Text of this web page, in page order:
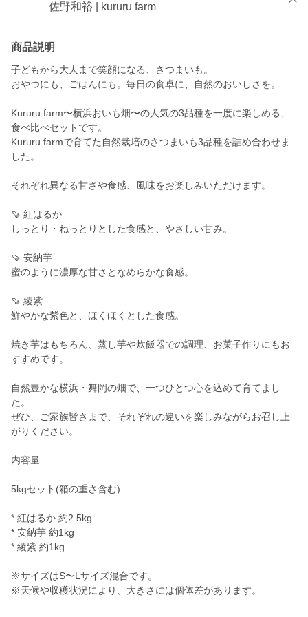
佐野和裕 | kururu farm
商品説明
子どもから大人まで笑顔になる、さつまいも。
おやつにも、ごはんにも。毎日の食卓に、自然のおいしさを。
Kururu farm〜横浜おいも畑〜の人気の3品種を一度に楽しめる、
食べ比べセットです。
Kururu farmで育てた自然栽培のさつまいも3品種を詰め合わせま
した。
それぞれ異なる甘さや食感、風味をお楽しみいただけます。
🍠 紅はるか
しっとり・ねっとりとした食感と、やさしい甘み。
🍠 安納芋
蜜のように濃厚な甘さとなめらかな食感。
🍠 綾紫
鮮やかな紫色と、ほくほくとした食感。
焼き芋はもちろん、蒸し芋や炊飯器での調理、お菓子作りにもお
すすめです。
自然豊かな横浜・舞岡の畑で、一つひとつ心を込めて育てまし
た。
ぜひ、ご家族皆さまで、それぞれの違いを楽しみながらお召し上
がりください。
内容量
5kgセット(箱の重さ含む)
* 紅はるか 約2.5kg
* 安納芋 約1kg
* 綾紫 約1kg
※サイズはS〜Lサイズ混合です。